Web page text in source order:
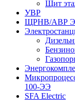
Щит
УВР
ЩРНВ/АВР
100-ЭЭ
SFA Electric